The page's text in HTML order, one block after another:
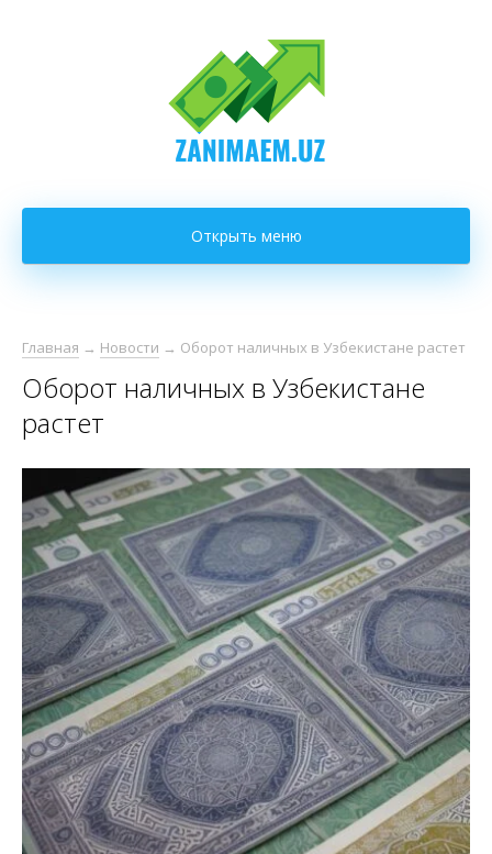
Открыть меню
Главная → Новости → Оборот наличных в Узбекистане растет
Оборот наличных в Узбекистане
растет